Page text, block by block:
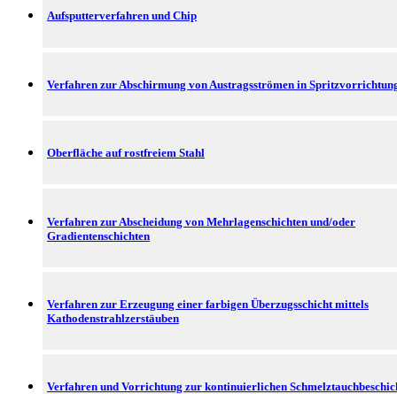
Aufsputterverfahren und Chip
Verfahren zur Abschirmung von Austragsströmen in
Oberfläche auf rostfreiem Stahl
Verfahren zur Abscheidung von Mehrlagenschichten und/oder
Gradientenschichten
Verfahren zur Erzeugung einer farbigen Überzugsschicht mittels
Kathodenstrahlzerstäuben
Verfahren und Vorrichtung zur kontinuierlichen